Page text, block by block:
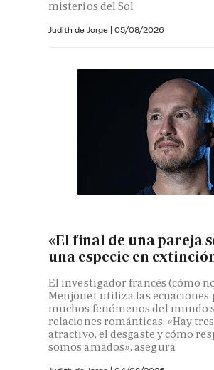
misterios del Sol
Judith de Jorge | 05/08/2026
«El final de una pareja
una especie en
El investigador francés (cómo
Menjouet utiliza las ecuaciones
muchos fenómenos del mundo
relaciones románticas. «Hay
atractivo, el desgaste y cómo
somos amados», asegura